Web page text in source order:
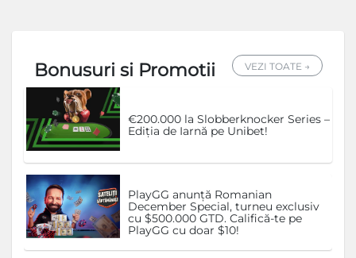
Bonusuri si Promotii VEZI TOATE →
€200.000 la Slobberknocker Series –
Ediția de Iarnă pe Unibet!
PlayGG anunță Romanian
December Special, turneu exclusiv
cu $500.000 GTD. Califică-te pe
PlayGG cu doar $10!